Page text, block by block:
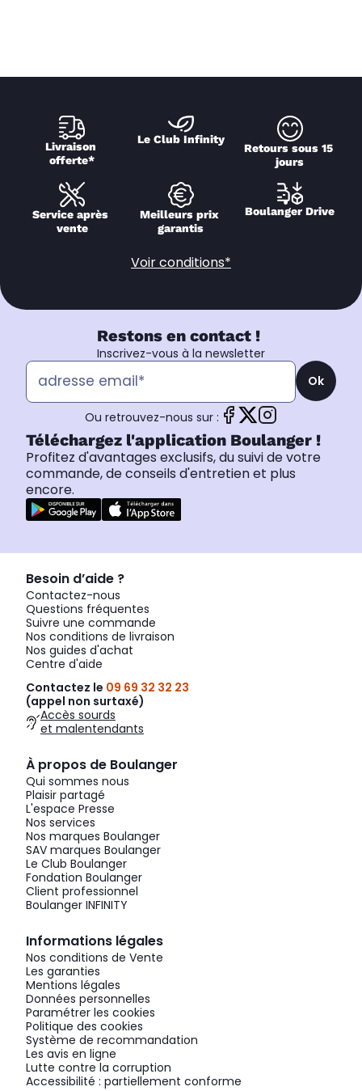
Livraison
offerte*
Le Club Infinity
Retours sous 15
jours
Service après
vente
Meilleurs prix
garantis
Boulanger Drive
Voir conditions*
Restons en contact !
Inscrivez-vous à la newsletter
Ok
Ou retrouvez-nous sur :
Téléchargez l'application Boulanger !
Profitez d'avantages exclusifs, du suivi de votre
commande, de conseils d'entretien et plus
encore.
Besoin d’aide ?
Contactez-nous
Questions fréquentes
Suivre une commande
Nos conditions de livraison
Nos guides d'achat
Centre d'aide
Contactez le 09 69 32 32 23
(appel non surtaxé)
Accès sourds
et malentendants
À propos de Boulanger
Qui sommes nous
Plaisir partagé
L'espace Presse
Nos services
Nos marques Boulanger
SAV marques Boulanger
Le Club Boulanger
Fondation Boulanger
Client professionnel
Boulanger INFINITY
Informations légales
Nos conditions de Vente
Les garanties
Mentions légales
Données personnelles
Paramétrer les cookies
Politique des cookies
Système de recommandation
Les avis en ligne
Lutte contre la corruption
Accessibilité : partiellement conforme